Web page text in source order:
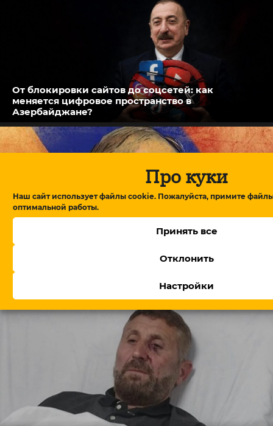
Про куки
Наш сайт использует файлы cookie. Пожалуйста, примите
оптимальной работы.
Принять все
Отклонить
Настройки
От блокировки сайтов до соцсетей: как
меняется цифровое пространство в
Азербайджане?
обещает посты профессионалам